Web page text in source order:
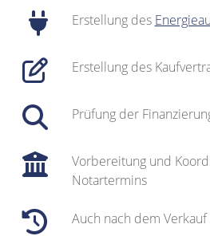
Erstellung des
Erstellung des
Prüfung der
Vorbereitung und
Notartermins
Auch nach dem